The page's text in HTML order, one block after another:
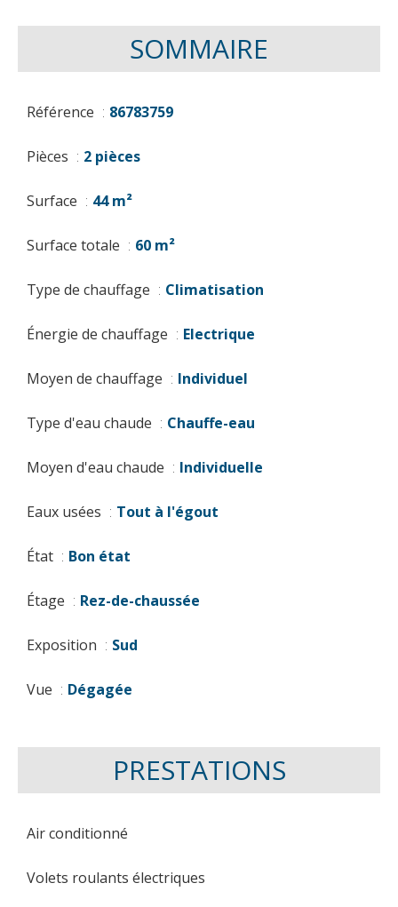
SOMMAIRE
Référence 86783759
Pièces 2 pièces
Surface 44 m²
Surface totale 60 m²
Type de chauffage Climatisation
Énergie de chauffage Electrique
Moyen de chauffage Individuel
Type d'eau chaude Chauffe-eau
Moyen d'eau chaude Individuelle
Eaux usées Tout à l'égout
État Bon état
Étage Rez-de-chaussée
Exposition Sud
Vue Dégagée
PRESTATIONS
Air conditionné
Volets roulants électriques